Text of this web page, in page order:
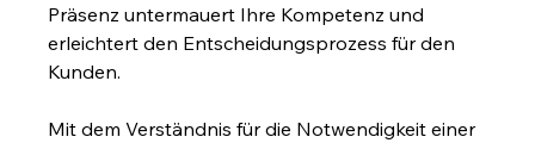
Präsenz untermauert Ihre Kompetenz und
erleichtert den Entscheidungsprozess für den
Kunden.
Mit dem Verständnis für die Notwendigkeit einer